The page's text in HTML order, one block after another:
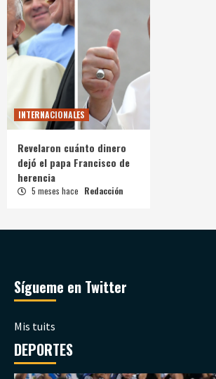
INTERNACIONALES
Revelaron cuánto dinero
dejó el papa Francisco de
herencia
5 meses hace Redacción
Sígueme en Twitter
Mis tuits
DEPORTES